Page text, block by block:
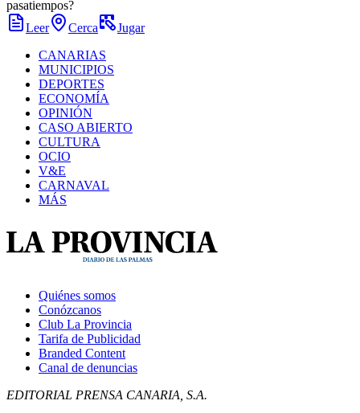
pasatiempos?
Leer
Cerca
Jugar
CANARIAS
MUNICIPIOS
DEPORTES
ECONOMÍA
OPINIÓN
CASO ABIERTO
CULTURA
OCIO
V&E
CARNAVAL
MÁS
Quiénes somos
Conózcanos
Club La Provincia
Tarifa de Publicidad
Branded Content
Canal de denuncias
EDITORIAL PRENSA CANARIA, S.A.